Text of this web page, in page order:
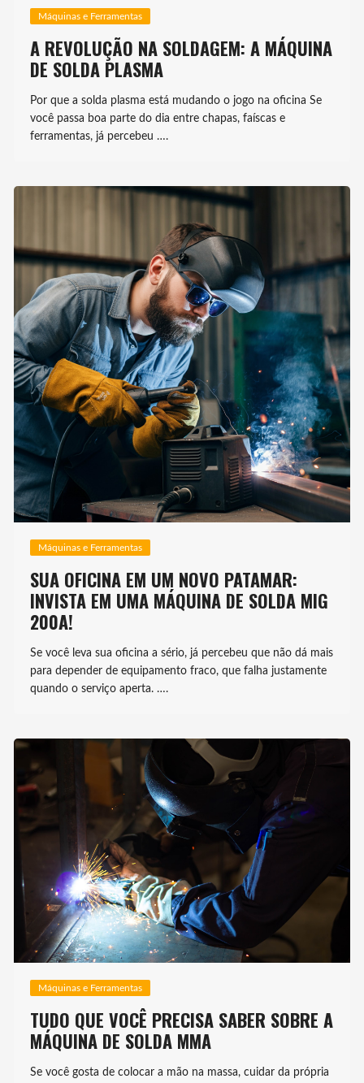
Máquinas e Ferramentas
A REVOLUÇÃO NA SOLDAGEM: A MÁQUINA
DE SOLDA PLASMA
Por que a solda plasma está mudando o jogo na oficina Se
você passa boa parte do dia entre chapas, faíscas e
ferramentas, já percebeu ….
Máquinas e Ferramentas
SUA OFICINA EM UM NOVO PATAMAR:
INVISTA EM UMA MÁQUINA DE SOLDA MIG
200A!
Se você leva sua oficina a sério, já percebeu que não dá mais
para depender de equipamento fraco, que falha justamente
quando o serviço aperta. ….
Máquinas e Ferramentas
TUDO QUE VOCÊ PRECISA SABER SOBRE A
MÁQUINA DE SOLDA MMA
Se você gosta de colocar a mão na massa, cuidar da própria